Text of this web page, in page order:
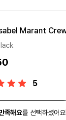
Marant
5
족해요를 선택하셨어